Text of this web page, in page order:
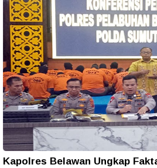
Kapolres Belawan Ungkap